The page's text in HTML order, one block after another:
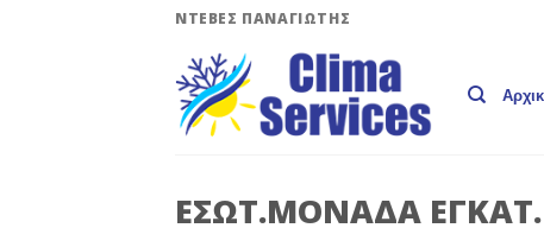
ΝΤΕΒΕΣ ΠΑΝΑΓΙΩΤΗΣ
EΣΩΤ.ΜΟΝΑΔΑ ΕΓΚΑΤ.